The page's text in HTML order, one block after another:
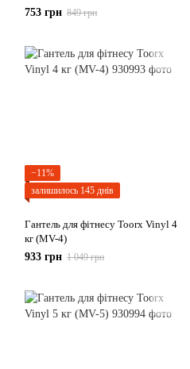
753 грн 849 грн
−11%
залишилось 145 днів
Гантель для фітнесу Toorx Vinyl 4
кг (MV-4)
933 грн 1 049 грн